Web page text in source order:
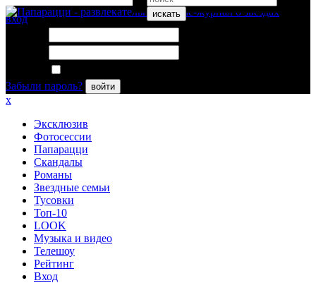
искать
вход
Забыли пароль?
войти
x
Эксклюзив
Фотосессии
Папарацци
Скандалы
Романы
Звездные семьи
Тусовки
Топ-10
LOOK
Музыка и видео
Телешоу
Рейтинг
Вход